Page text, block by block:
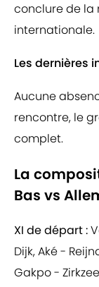
conclure de la
internationale.
Les dernières
Aucune
rencontre, le
complet.
La
Bas vs
XI de départ :
Dijk, Aké -
Gakpo - Zirkzee